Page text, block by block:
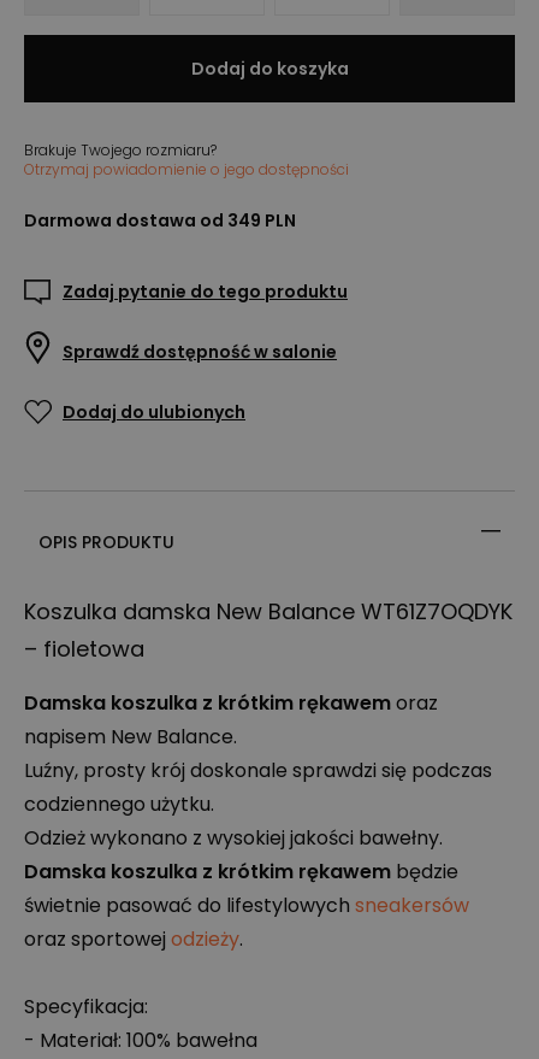
Dodaj do koszyka
Brakuje Twojego rozmiaru?
Otrzymaj powiadomienie o jego dostępności
Darmowa dostawa od 349 PLN
Zadaj pytanie do tego produktu
Sprawdź dostępność w salonie
Dodaj do ulubionych
OPIS PRODUKTU
Koszulka damska New Balance WT61Z7OQDYK
– fioletowa
Damska koszulka z krótkim rękawemoraz
napisem New Balance.
Luźny, prosty krój doskonale sprawdzi się podczas
codziennego użytku.
Odzież wykonano z wysokiej jakości bawełny.
Damska koszulka z krótkim rękawem będzie
świetnie pasować do lifestylowych sneakersów
oraz sportowej odzieży.
Specyfikacja:
- Materiał: 100% bawełna